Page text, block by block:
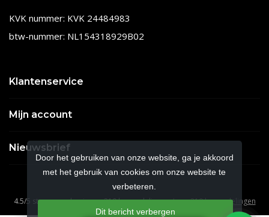
KVK nummer: KVK 24484983
btw-nummer: NL154318929B02
Klantenservice
Mijn account
Nieuwsbrief
4.5/5 sterren op basis van210beoordelingen.Lees 210 beoordelingen
Door het gebruiken van onze website, ga je akkoord
met het gebruik van cookies om onze website te
verbeteren.
Dit bericht verbergen